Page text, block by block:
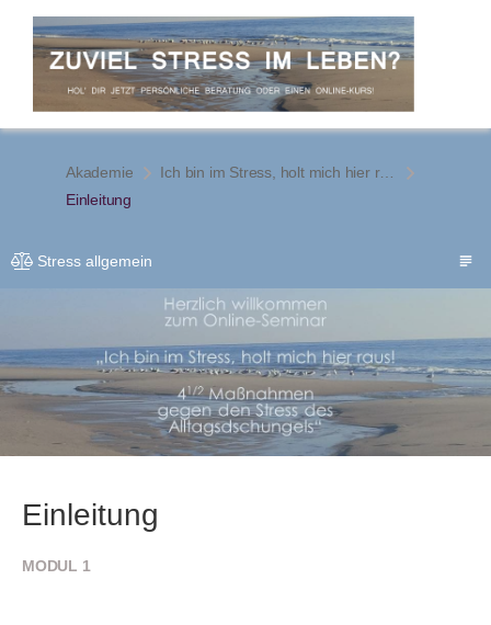
Akademie
Ich bin im Stress, holt mich hier raus! 4 1/2 Maßnahmen gegen den Stress des Alltagsdschungels
Einleitung
Stress allgemein
Einleitung
MODUL 1